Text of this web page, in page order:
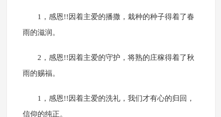
1，感恩!!因着主爱的播撒，栽种的种子得着了春
雨的滋润。
2，感恩!!因着主爱的守护，将熟的庄稼得着了秋
雨的赐福。
1，感恩!!因着主爱的洗礼，我们才有心的归回，
信仰的纯正。